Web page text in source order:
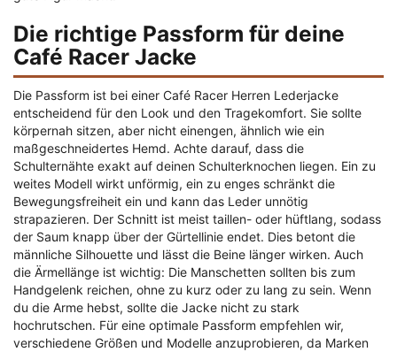
Die richtige Passform für deine
Café Racer Jacke
Die Passform ist bei einer Café Racer Herren Lederjacke
entscheidend für den Look und den Tragekomfort. Sie sollte
körpernah sitzen, aber nicht einengen, ähnlich wie ein
maßgeschneidertes Hemd. Achte darauf, dass die
Schulternähte exakt auf deinen Schulterknochen liegen. Ein zu
weites Modell wirkt unförmig, ein zu enges schränkt die
Bewegungsfreiheit ein und kann das Leder unnötig
strapazieren. Der Schnitt ist meist taillen- oder hüftlang, sodass
der Saum knapp über der Gürtellinie endet. Dies betont die
männliche Silhouette und lässt die Beine länger wirken. Auch
die Ärmellänge ist wichtig: Die Manschetten sollten bis zum
Handgelenk reichen, ohne zu kurz oder zu lang zu sein. Wenn
du die Arme hebst, sollte die Jacke nicht zu stark
hochrutschen. Für eine optimale Passform empfehlen wir,
verschiedene Größen und Modelle anzuprobieren, da Marken